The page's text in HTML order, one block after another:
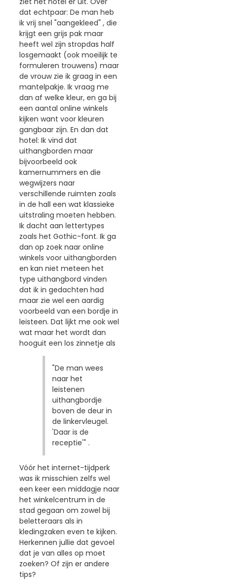
dat echtpaar: De man heb
ik vrij snel "aangekleed" , die
krijgt een grijs pak maar
heeft wel zijn stropdas half
losgemaakt (ook moeilijk te
formuleren trouwens) maar
de vrouw zie ik graag in een
mantelpakje. Ik vraag me
dan af welke kleur, en ga bij
een aantal online winkels
kijken want voor kleuren
gangbaar zijn. En dan dat
hotel: Ik vind dat
uithangborden maar
bijvoorbeeld ook
kamernummers en die
wegwijzers naar
verschillende ruimten zoals
in de hall een wat klassieke
uitstraling moeten hebben.
Ik dacht aan lettertypes
zoals het Gothic-font. Ik ga
dan op zoek naar online
winkels voor uithangborden
en kan niet meteen het
type uithangbord vinden
dat ik in gedachten had
maar zie wel een aardig
voorbeeld van een bordje in
leisteen. Dat lijkt me ook wel
wat maar het wordt dan
hooguit een los zinnetje als
"De man wees
naar het
leistenen
uithangbordje
boven de deur in
de linkervleugel.
'Daar is de
receptie'" .
Vóór het internet-tijdperk
was ik misschien zelfs wel
een keer een middagje naar
het winkelcentrum in de
stad gegaan om zowel bij
beletteraars als in
kledingzaken even te kijken.
Herkennen jullie dat gevoel
dat je van alles op moet
zoeken? Of zijn er andere
tips?